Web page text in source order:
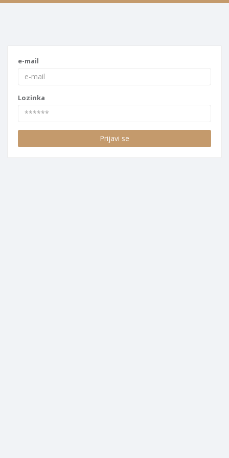
e-mail
Lozinka
Prijavi se